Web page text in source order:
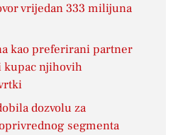
vrijedan 333 milijuna
kao preferirani partner
kupac njihovih
dozvolu za
segmenta